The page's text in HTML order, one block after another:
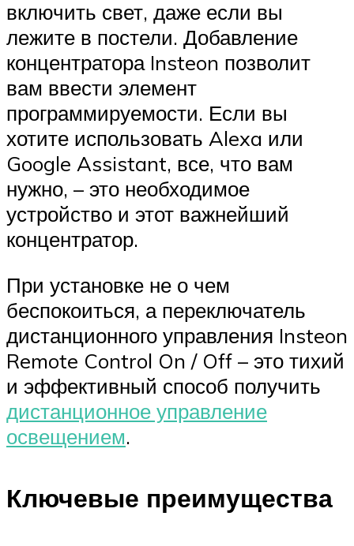
включить свет, даже если вы
лежите в постели. Добавление
концентратора Insteon позволит
вам ввести элемент
программируемости. Если вы
хотите использовать Alexa или
Google Assistant, все, что вам
нужно, – это необходимое
устройство и этот важнейший
концентратор.
При установке не о чем
беспокоиться, а переключатель
дистанционного управления Insteon
Remote Control On / Off – это тихий
и эффективный способ получить
дистанционное управление
освещением.
Ключевые преимущества